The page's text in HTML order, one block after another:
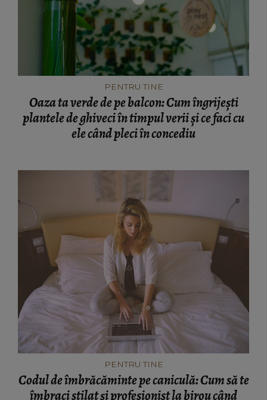
PENTRU TINE
Oaza ta verde de pe balcon: Cum îngrijești
plantele de ghiveci în timpul verii și ce faci cu
ele când pleci în concediu
PENTRU TINE
Codul de îmbrăcăminte pe caniculă: Cum să te
îmbraci stilat și profesionist la birou când